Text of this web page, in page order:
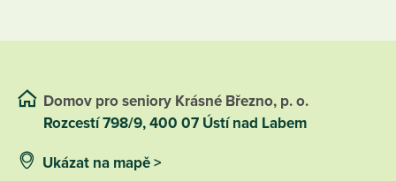
Domov pro seniory Krásné Březno, p. o.
Rozcestí 798/9, 400 07 Ústí nad Labem
Ukázat na mapě >